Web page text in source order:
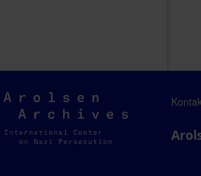
Arolsen
Archives